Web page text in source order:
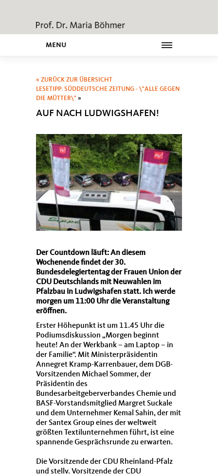
MENU
« ZURÜCK ZUR ÜBERSICHT
LESETIPP: SÜDDEUTSCHE ZEITUNG - \"ALLE GEGEN
DIE MÜTTER\" »
AUF NACH LUDWIGSHAFEN!
Der Countdown läuft: An diesem
Wochenende findet der 30.
Bundesdelegiertentag der Frauen Union der
CDU Deutschlands mit Neuwahlen im
Pfalzbau in Ludwigshafen statt. Ich werde
morgen um 11:00 Uhr die Veranstaltung
eröffnen.
Erster Höhepunkt ist um 11.45 Uhr die
Podiumsdiskussion „Morgen beginnt
heute! An der Werkbank – am Laptop – in
der Familie“. Mit Ministerpräsidentin
Annegret Kramp-Karrenbauer, dem DGB-
Vorsitzenden Michael Sommer, der
Präsidentin des
Bundesarbeitgeberverbandes Chemie und
BASF-Vorstandsmitglied Margret Suckale
und dem Unternehmer Kemal Sahin, der mit
der Santex Group eines der weltweit
größten Textilunternehmen führt, ist eine
spannende Gesprächsrunde zu erwarten.
Die Vorsitzende der CDU Rheinland-Pfalz
und stellv. Vorsitzende der CDU